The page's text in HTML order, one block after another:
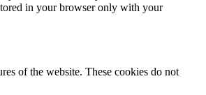
in your browser only with your
of the website. These cookies do not